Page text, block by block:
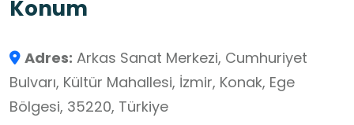
Kasım 2011’de Arkas Sanat Merkezi adıyla açıldı.
dönüştürülen iki katlı tarihi binada, 10 adet sergi
odası bulunuyor. Arkas Sanat Merkezi, İzmir’e
kazandırılmış tarihi bir bina olmasının yanında
Konum
Adres: Arkas Sanat Merkezi, Cumhuriyet
Bulvarı, Kültür Mahallesi, İzmir, Konak, Ege
Bölgesi, 35220, Türkiye